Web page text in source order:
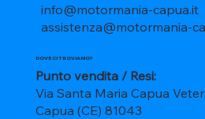
info@motormania-capua.it
assistenza@motormania-
DOVE CI TROVIAMO?
Punto vendita / Resi:
Via Santa Maria Capua
Capua (CE) 81043